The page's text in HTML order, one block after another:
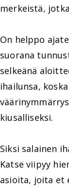
merkeistä,
On helppo
suorana
selkeänä
ihailunsa,
kiusalliseksi.
Siksi salainen
Katse viipyy
asioita, joita et